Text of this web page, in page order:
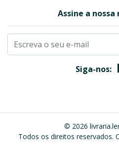
Assine a
Siga-nos:
© 2026
Todos os direitos reservados.